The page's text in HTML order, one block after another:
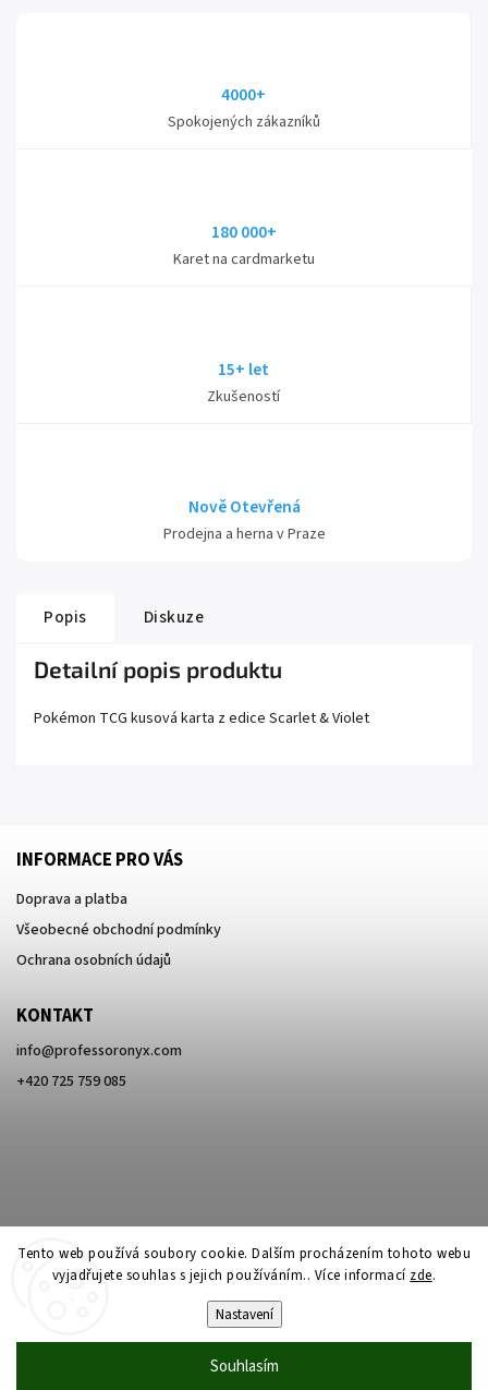
Tento web používá soubory cookie. Dalším procházením tohoto webu
vyjadřujete souhlas s jejich používáním.. Více informací zde.
Nastavení
Souhlasím
4000+
Spokojených zákazníků
180 000+
Karet na cardmarketu
15+ let
Zkušeností
Nově Otevřená
Prodejna a herna v Praze
Popis Diskuze
Detailní popis produktu
Pokémon TCG kusová karta z edice Scarlet& Violet
INFORMACE PRO VÁS
Doprava a platba
Všeobecné obchodní podmínky
Ochrana osobních údajů
KONTAKT
info@professoronyx.com
+420 725 759 085
Professor Onyx. Všechna práva vyhrazena.